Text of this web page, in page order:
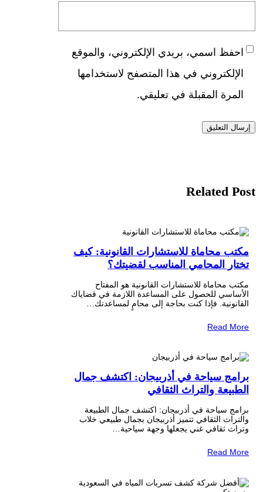
احفظ اسمي، بريدي الإلكتروني، والموقع
الإلكتروني في هذا المتصفح لاستخدامها
المرة المقبلة في تعليقي.
Related Post
مكتب محاماة للاستشارات القانونية: كيف
تختار المحامي المناسب لقضيتك؟
مكتب محاماة للاستشارات القانونية هو المفتاح
الأساسي للحصول على المساعدة اللازمة في قضاياك
القانونية. فإذا كنت بحاجة إلى محامٍ لمساعدتك…
Read More
برامج سياحة في أذربيجان: اكتشف جمال
الطبيعة والتراث الثقافي
برامج سياحة في أذربيجان: اكتشف جمال الطبيعة
والتراث الثقافي تتميز أذربيجان بجمال طبيعي خلاب
وتراث ثقافي غني يجعلها وجهة سياحية…
Read More